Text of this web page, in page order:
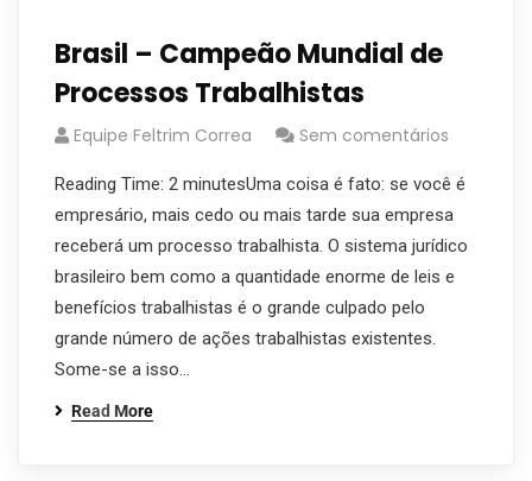
Brasil – Campeão Mundial de
Processos Trabalhistas
Equipe Feltrim Correa Sem comentários
Reading Time: 2 minutesUma coisa é fato: se você é
empresário, mais cedo ou mais tarde sua empresa
receberá um processo trabalhista. O sistema jurídico
brasileiro bem como a quantidade enorme de leis e
benefícios trabalhistas é o grande culpado pelo
grande número de ações trabalhistas existentes.
Some-se a isso…
Read More